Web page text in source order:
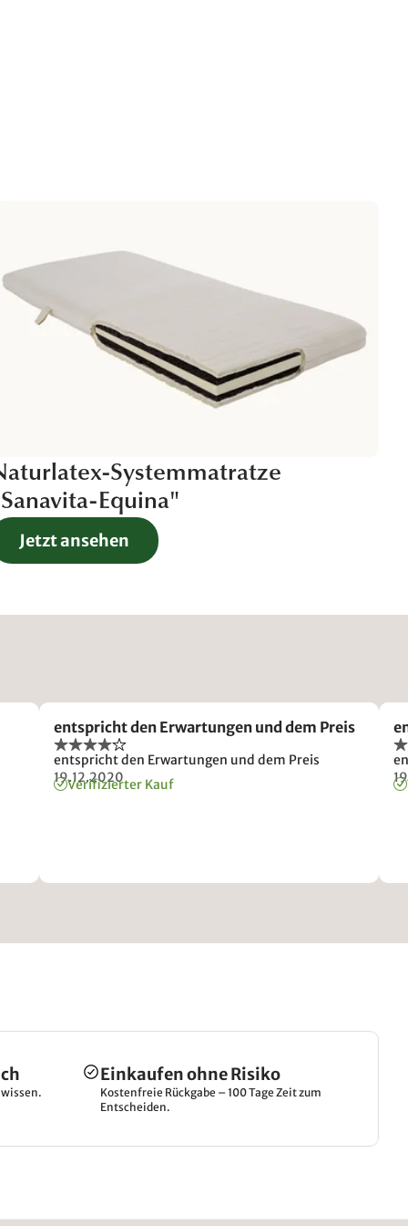
Systemmatratze
Equina"
Jetzt ansehen
entspricht den Erwartungen und dem Preis
entspricht den Erwartungen und dem Preis
19.12.2020
Verifizierter Kauf
Einkaufen ohne Risiko
Kostenfreie Rückgabe – 100 Tage Zeit zum
Entscheiden.